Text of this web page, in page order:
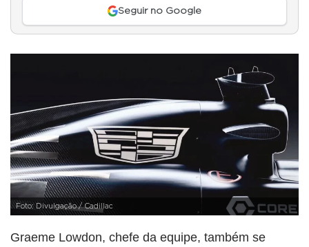
Seguir no Google
Foto: Divulgação / Cadillac
Graeme Lowdon, chefe da equipe, também se